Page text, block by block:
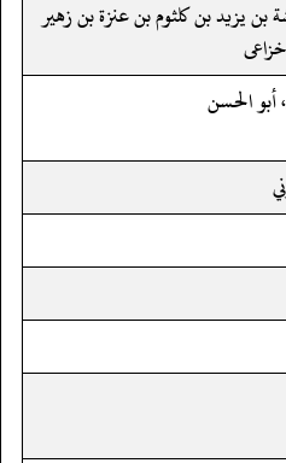
يزيد بن كلثوم بن عنزة بن زهير
أبو الحسن